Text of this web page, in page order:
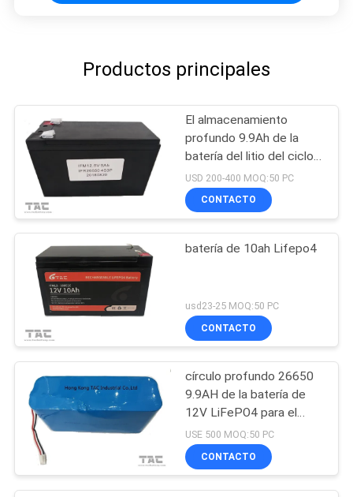
Productos principales
El almacenamiento
profundo 9.9Ah de la
batería del litio del ciclo
12V substituye la batería
del GEL
USD 200-400 MOQ:50 PC
CONTACTO
batería de 10ah Lifepo4
usd23-25 MOQ:50 PC
CONTACTO
círculo profundo 26650
9.9AH de la batería de
12V LiFePO4 para el
poder de respaldo ESS
portátil
USE 500 MOQ:50 PC
CONTACTO